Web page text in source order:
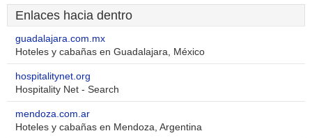
Enlaces hacia dentro
guadalajara.com.mx
Hoteles y cabañas en Guadalajara, México
hospitalitynet.org
Hospitality Net - Search
mendoza.com.ar
Hoteles y cabañas en Mendoza, Argentina